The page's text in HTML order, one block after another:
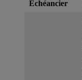
Échéancier